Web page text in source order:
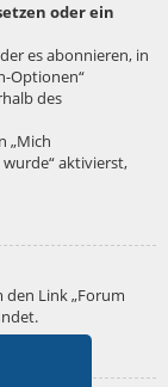
oder ein
es abonnieren, in
Optionen“
des
„Mich
aktivierst,
Link „Forum